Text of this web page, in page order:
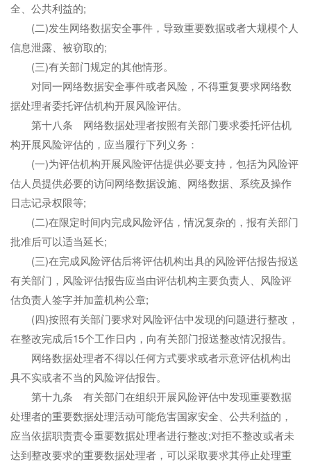
全、公共利益的;
(二)发生网络数据安全事件，导致重要数据或者大规模个人
信息泄露、被窃取的;
(三)有关部门规定的其他情形。
对同一网络数据安全事件或者风险，不得重复要求网络数
据处理者委托评估机构开展风险评估。
第十八条 网络数据处理者按照有关部门要求委托评估机
构开展风险评估的，应当履行下列义务：
(一)为评估机构开展风险评估提供必要支持，包括为风险评
估人员提供必要的访问网络数据设施、网络数据、系统及操作
日志记录权限等;
(二)在限定时间内完成风险评估，情况复杂的，报有关部门
批准后可以适当延长;
(三)在完成风险评估后将评估机构出具的风险评估报告报送
有关部门，风险评估报告应当由评估机构主要负责人、风险评
估负责人签字并加盖机构公章;
(四)按照有关部门要求对风险评估中发现的问题进行整改，
在整改完成后15个工作日内，向有关部门报送整改情况报告。
网络数据处理者不得以任何方式要求或者示意评估机构出
具不实或者不当的风险评估报告。
第十九条 有关部门在组织开展风险评估中发现重要数据
处理者的重要数据处理活动可能危害国家安全、公共利益的，
应当依据职责责令重要数据处理者进行整改;对拒不整改或者未
达到整改要求的重要数据处理者，可以采取要求其停止处理重